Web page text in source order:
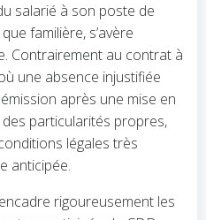
salarié à son poste de
familière, s’avère
Contrairement au contrat à
une absence injustifiée
après une mise en
particularités propres,
légales très
anticipée.
rigoureusement les